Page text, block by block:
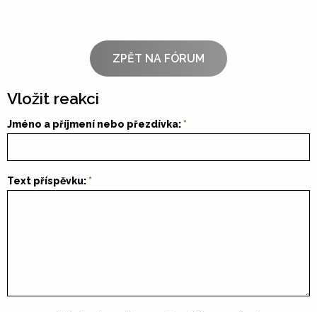
ZPĚT NA FÓRUM
Vložit reakci
Jméno a příjmení nebo přezdívka:
Text příspěvku: